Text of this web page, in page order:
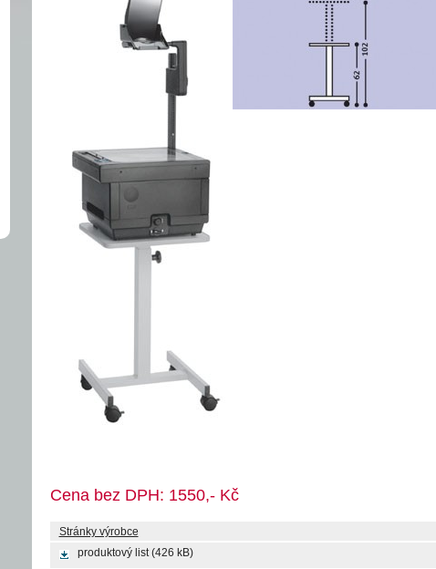
Cena bez DPH: 1550,- Kč
Stránky výrobce
produktový list(426 kB)